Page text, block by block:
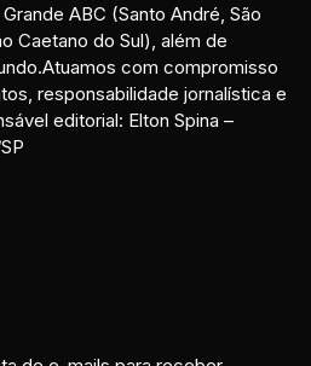
ABC (Santo André, São
Caetano do Sul), além de
com compromisso
responsabilidade jornalística e
editorial: Elton Spina –